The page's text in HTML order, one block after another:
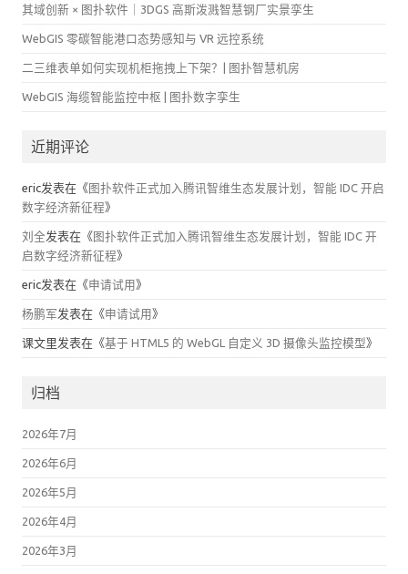
其域创新 × 图扑软件｜3DGS 高斯泼溅智慧钢厂实景孪生
WebGIS 零碳智能港口态势感知与 VR 远控系统
二三维表单如何实现机柜拖拽上下架？| 图扑智慧机房
WebGIS 海缆智能监控中枢 | 图扑数字孪生
近期评论
eric发表在《 图扑软件正式加入腾讯智维生态发展计划，智能 IDC 开启
数字经济新征程》
刘全发表在《 图扑软件正式加入腾讯智维生态发展计划，智能 IDC 开
启数字经济新征程》
eric发表在《申请试用 》
杨鹏军发表在《申请试用 》
课文里发表在《基于 HTML5 的 WebGL 自定义 3D 摄像头监控模型》
归档
2026年7月
2026年6月
2026年5月
2026年4月
2026年3月